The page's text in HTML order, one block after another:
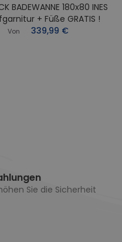
BADEWANNE 180x80 INES
+ Füße GRATIS !
Von 339,99 €
Sie die Sicherheit